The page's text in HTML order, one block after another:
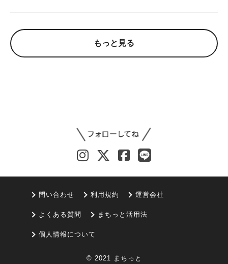
もっと見る
問い合わせ 利用規約 運営会社
よくある質問 まちっと活用法
個人情報について
© 2021 まちっと